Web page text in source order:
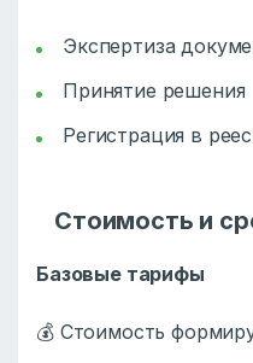
Экспертиза
Принятие решения
Регистрация в
Стоимость и
Базовые тарифы
💰 Стоимость